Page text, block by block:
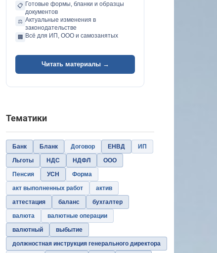
📋 Готовые формы, бланки и образцы
документов
⚖️ Актуальные изменения в
законодательстве
🏢 Всё для ИП, ООО и самозанятых
Читать материалы →
Тематики
Банк Бланк Договор ЕНВД
ИП
Льготы
НДС НДФЛ
ООО
Пенсия
УСН
Форма
акт выполненных работ
актив
аттестация
баланс
бухгалтер
валюта
валютные операции
валютный
выбытие
должностная инструкция генерального директора